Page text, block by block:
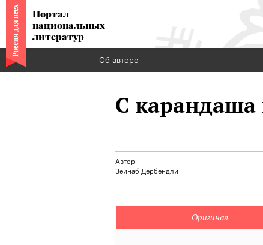
Портал
национальных
литератур
Об авторе
С карандаша
Автор:
Зейнаб Дербендли
Оригинал